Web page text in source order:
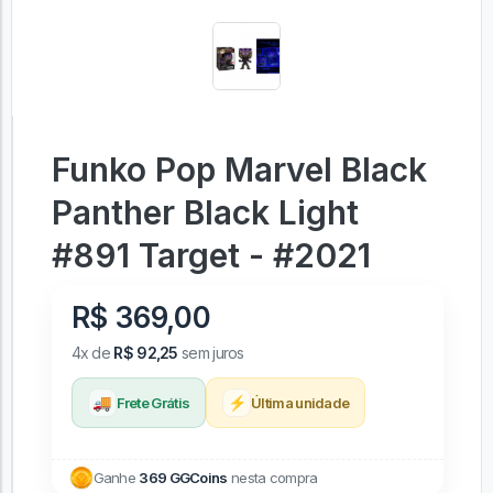
Funko Pop Marvel Black
Panther Black Light
#891 Target - #2021
R$ 369,00
4x de R$ 92,25 sem juros
🚚 Frete Grátis ⚡ Última unidade
Ganhe 369 GGCoins nesta compra